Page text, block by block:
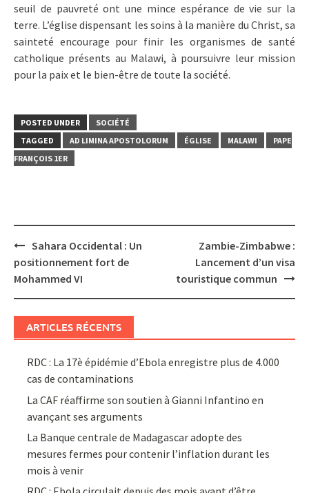
seuil de pauvreté ont une mince espérance de vie sur la
terre. L’église dispensant les soins à la manière du Christ, sa
sainteté encourage pour finir les organismes de santé
catholique présents au Malawi, à poursuivre leur mission
pour la paix et le bien-être de toute la société.
POSTED UNDER
SOCIÉTÉ
TAGGED
AD LIMINA APOSTOLORUM ÉGLISE MALAWI
PAPE
FRANÇOIS 1ER
Post
navigation
Sahara Occidental : Un
positionnement fort de
Mohammed VI
Zambie-Zimbabwe :
Lancement d’un visa
touristique commun
ARTICLES RÉCENTS
RDC : La 17è épidémie d’Ebola enregistre plus de 4.000
cas de contaminations
La CAF réaffirme son soutien à Gianni Infantino en
avançant ses arguments
La Banque centrale de Madagascar adopte des
mesures fermes pour contenir l’inflation durant les
mois à venir